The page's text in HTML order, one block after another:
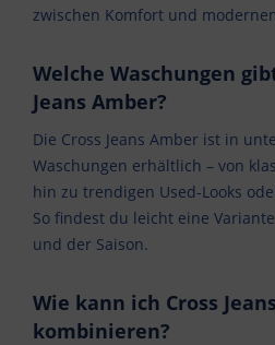
zwischen Komfort und
Welche Waschungen
Jeans Amber?
Die Cross Jeans Amber ist in
Waschungen erhältlich – von
hin zu trendigen Used-Looks
So findest du leicht eine
und der Saison.
Wie kann ich Cross
kombinieren?